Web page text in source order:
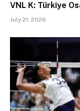
VNL K: Türkiye
July 21, 2026